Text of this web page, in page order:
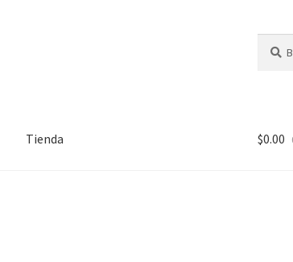
por:
Tienda $0.00